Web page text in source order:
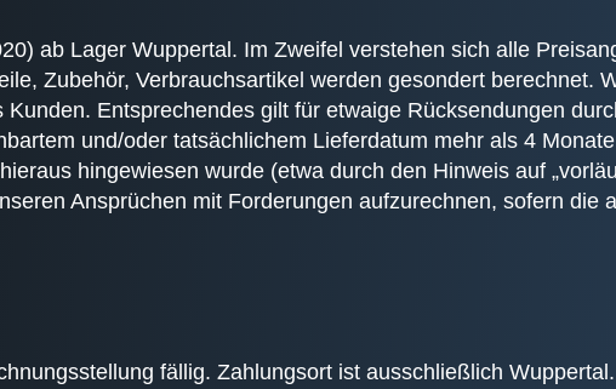
ab Lager Wuppertal. Im Zweifel verstehen sich alle
Zubehör, Verbrauchsartikel werden gesondert berechnet.
Entsprechendes gilt für etwaige Rücksendungen
und/oder tatsächlichem Lieferdatum mehr als 4
hingewiesen wurde (etwa durch den Hinweis auf
Ansprüchen mit Forderungen aufzurechnen, sofern die
fällig. Zahlungsort ist ausschließlich